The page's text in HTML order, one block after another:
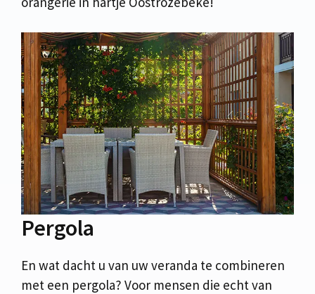
Pergola
En wat dacht u van uw veranda te combineren
met een pergola? Voor mensen die echt van